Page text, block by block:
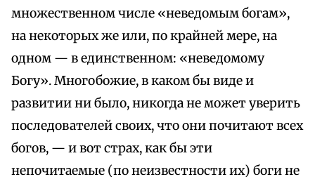
множественном числе «неведомым богам»,
на некоторых же или, по крайней мере, на
одном — в единственном: «неведомому
Богу». Многобожие, в каком бы виде и
развитии ни было, никогда не может уверить
последователей своих, что они почитают всех
богов, — и вот страх, как бы эти
непочитаемые (по неизвестности их) боги не